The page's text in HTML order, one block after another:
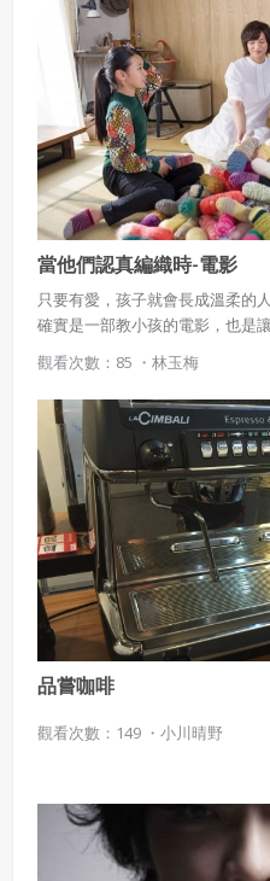
常讓學生以為好員工就是學歷
象不見得適用於各行各業，其
升。 本課程旨在讓學生了解處
當他們認真編織時-電影
只要有愛，孩子就會長成溫柔的
確實是一部教小孩的電影，也是
悶，很日常，讓人落淚。我們愛
自己所愛的權利，我希望在捍衛
子的媽媽一樣，堅定而不失溫柔
愛，並無不同。
觀看次數：85 ・ 林玉梅
品嘗咖啡
觀看次數：149 ・ 小川晴野